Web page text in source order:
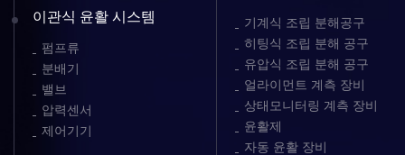
이관식 윤활 시스템
펌프류
분배기
밸브
압력센서
제어기기
기계식 조립 분해공구
히팅식 조립 분해 공구
유압식 조립 분해 공구
얼라이먼트 계측 장비
상태모니터링 계측 장비
윤활제
자동 윤활 장비